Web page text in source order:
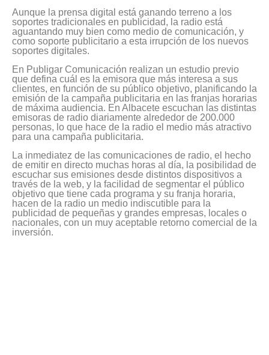
Aunque la prensa digital está ganando terreno a los
soportes tradicionales en publicidad, la radio está
aguantando muy bien como medio de comunicación, y
como soporte publicitario a esta irrupción de los nuevos
soportes digitales.
En Publigar Comunicación realizan un estudio previo
que defina cuál es la emisora que más interesa a sus
clientes, en función de su público objetivo, planificando la
emisión de la campaña publicitaria en las franjas horarias
de máxima audiencia. En Albacete escuchan las distintas
emisoras de radio diariamente alrededor de 200.000
personas, lo que hace de la radio el medio más atractivo
para una campaña publicitaria.
La inmediatez de las comunicaciones de radio, el hecho
de emitir en directo muchas horas al día, la posibilidad de
escuchar sus emisiones desde distintos dispositivos a
través de la web, y la facilidad de segmentar el público
objetivo que tiene cada programa y su franja horaria,
hacen de la radio un medio indiscutible para la
publicidad de pequeñas y grandes empresas, locales o
nacionales, con un muy aceptable retorno comercial de la
inversión.